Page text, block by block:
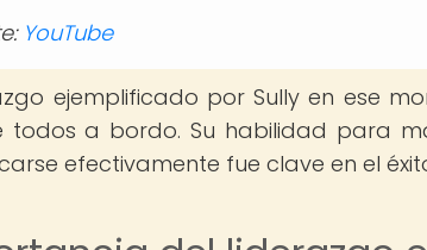
YouTube
ejemplificado por Sully en ese
todos a bordo. Su habilidad para
efectivamente fue clave en el